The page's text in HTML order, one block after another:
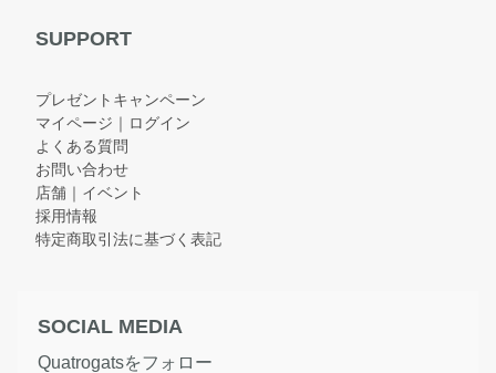
SUPPORT
プレゼントキャンペーン
マイページ｜ログイン
よくある質問
お問い合わせ
店舗｜イベント
採用情報
特定商取引法に基づく表記
SOCIAL MEDIA
Quatrogatsをフォロー